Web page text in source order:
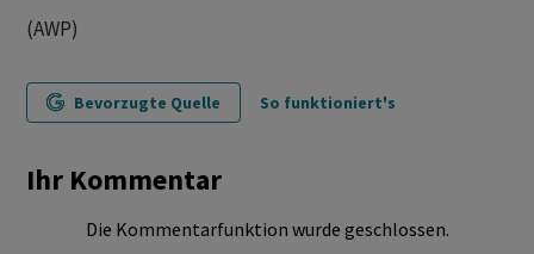
(AWP)
Bevorzugte Quelle So funktioniert's
Ihr Kommentar
Die Kommentarfunktion wurde geschlossen.